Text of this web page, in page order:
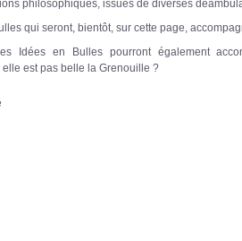
philosophiques, issues de diverses
qui seront, bientôt, sur cette page,
Idées en Bulles pourront également
est pas belle la Grenouille ?